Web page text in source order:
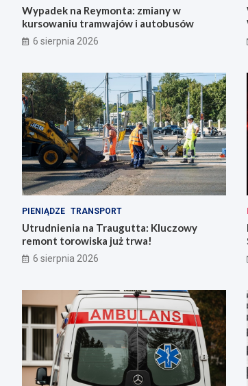
Wypadek na Reymonta: zmiany w
kursowaniu tramwajów i autobusów
6 sierpnia 2026
PIENIĄDZE TRANSPORT
Utrudnienia na Traugutta: Kluczowy
remont torowiska już trwa!
6 sierpnia 2026